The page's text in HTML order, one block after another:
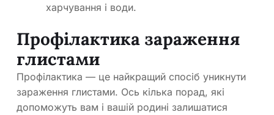
харчування і води.
Профілактика зараження
глистами
Профілактика — це найкращий спосіб уникнути
зараження глистами. Ось кілька порад, які
допоможуть вам і вашій родині залишатися